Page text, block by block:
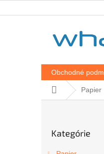
na
Obchodné
DomovPapier
kategórie
Kategórie